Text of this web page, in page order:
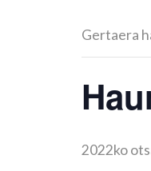
Gertaera
2022ko